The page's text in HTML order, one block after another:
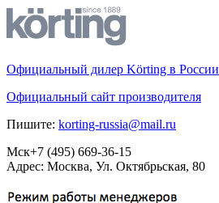
Официальный дилер Körting в России
Официальный сайт производителя
Пишите: korting-russia@mail.ru
Мск+7 (495) 669-36-15
Адрес: Москва, Ул. Октябрьская, 80